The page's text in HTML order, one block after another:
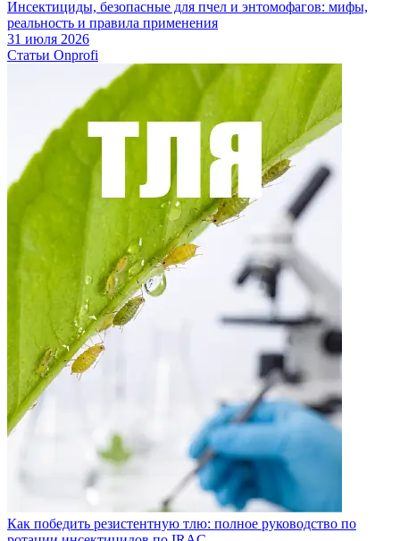
Инсектициды, безопасные для пчел и энтомофагов: мифы,
реальность и правила применения
31 июля 2026
Статьи Onprofi
Как победить резистентную тлю: полное руководство по